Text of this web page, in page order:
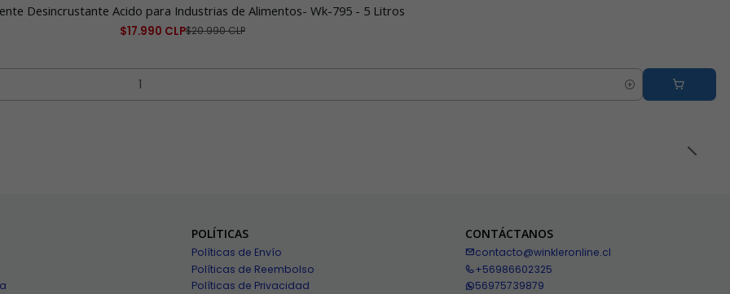
Desincrustante Acido para Industrias de Alimentos- Wk-795 - 5 Litros
$17.990 CLP$20.990 CLP
POLÍTICAS
Políticas de Envío
Políticas de Reembolso
Políticas de Privacidad
CONTÁCTANOS
contacto@winkleronline.cl
+56986602325
56975739879